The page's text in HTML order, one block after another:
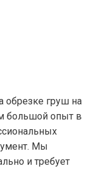
обрезке груш на
большой опыт в
Мы
и требует